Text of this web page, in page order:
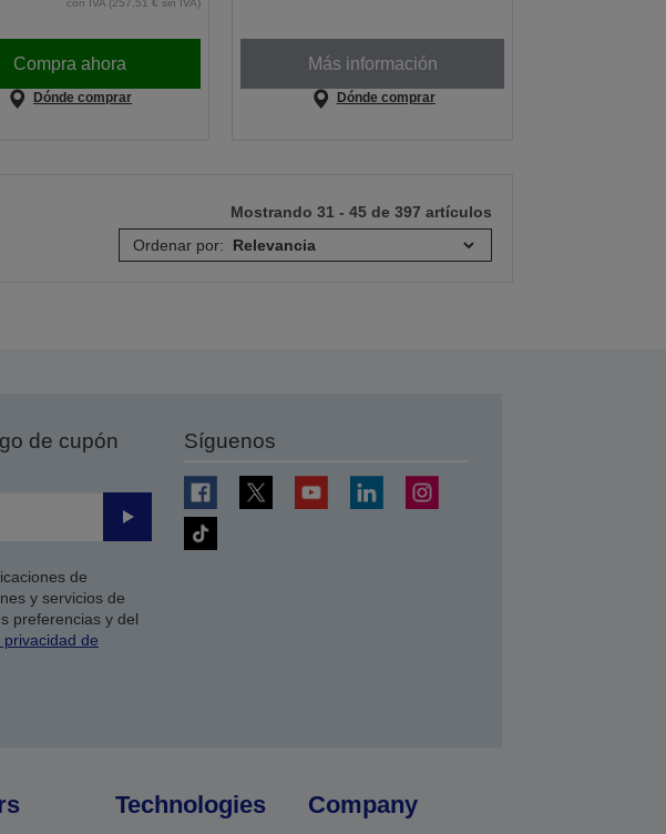
con IVA (257,51 € sin IVA)
Compra ahora
Dónde comprar
Más información
Dónde comprar
Mostrando 31 - 45 de 397 artículos
Ordenar por:
de cupón
Enviar
de
y servicios de
preferencias y del
de
Síguenos
Technologies Company